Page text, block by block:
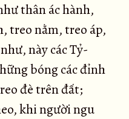
thân ác hành,
treo nằm, treo áp,
này các Tỷ-
bóng các đỉnh
đè trên đất;
khi người ngu